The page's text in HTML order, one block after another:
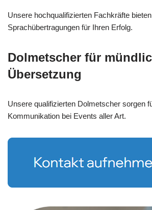
Unsere hochqualifizierten Fachkräfte
Sprachübertragungen für Ihren Erfolg.
Dolmetscher für
Übersetzung
Unsere qualifizierten Dolmetscher sorgen
Kommunikation bei Events aller Art.